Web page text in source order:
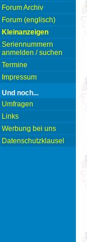
Forum Archiv
Forum (englisch)
Kleinanzeigen
Seriennummern
anmelden / suchen
Termine
Impressum
Und noch...
Umfragen
Links
Werbung bei uns
Datenschutzklausel